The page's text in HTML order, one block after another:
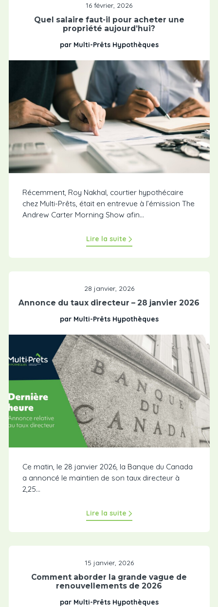
16 février, 2026
Quel salaire faut-il pour acheter une
propriété aujourd’hui?
par Multi-Prêts Hypothèques
Récemment, Roy Nakhal, courtier hypothécaire
chez Multi-Prêts, était en entrevue à l’émission The
Andrew Carter Morning Show afin...
Lire la suite
28 janvier, 2026
Annonce du taux directeur – 28 janvier 2026
par Multi-Prêts Hypothèques
Ce matin, le 28 janvier 2026, la Banque du Canada
a annoncé le maintien de son taux directeur à
2,25...
Lire la suite
15 janvier, 2026
Comment aborder la grande vague de
renouvellements de 2026
par Multi-Prêts Hypothèques